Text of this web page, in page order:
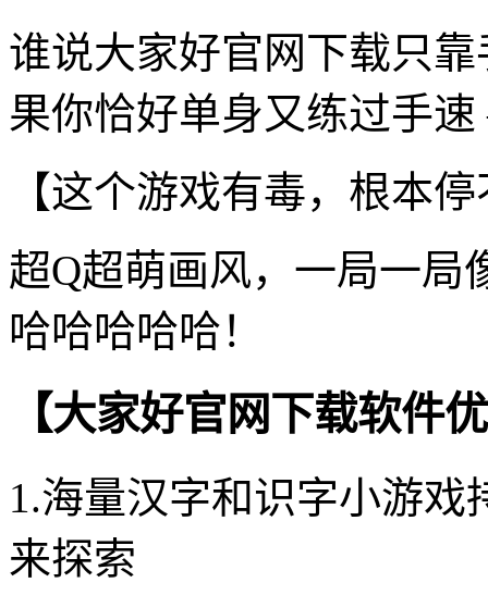
谁说大家好官网下载只
果你恰好单身又练过手
【这个游戏有毒，根本
超Q超萌画风，一局一局
哈哈哈哈哈！
【大家好官网下载软件
1.海量汉字和识字小游
来探索